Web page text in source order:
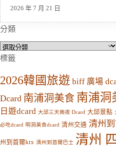
2026 年 7 月 21 日
分類
分
類
標籤
2026韓國旅遊 biff 廣場
Dcard 南浦洞美食 南浦洞
日遊dcard 大邱三天兩夜 Dcard 大邱景點
必吃dcard 明洞美食dcard 清州交通 清州
州到首爾ktx 清州到首爾巴士 清州